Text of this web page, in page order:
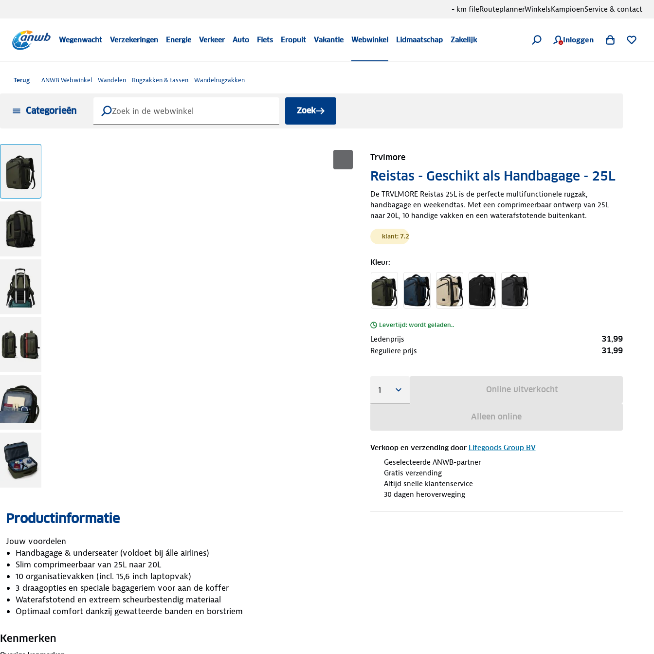
Wegenwacht Verzekeringen Energie Verkeer Auto Fiets Eropuit Vakantie Webwinkel Lidmaatschap Zakelijk Inloggen
- km fileRouteplannerWinkelsKampioenService & contact
Terug ANWB Webwinkel Wandelen Rugzakken & tassen Wandelrugzakken
Categorieën Zoek
Trvlmore
Reistas - Geschikt als Handbagage - 25L
De TRVLMORE Reistas 25L is de perfecte multifunctionele rugzak,
handbagage en weekendtas. Met een comprimeerbaar ontwerp van 25L
naar 20L, 10 handige vakken en een waterafstotende buitenkant.
klant: 7.2
Kleur:
Levertijd: wordt geladen..
Ledenprijs 31,99
Reguliere prijs 31,99
Online uitverkocht
Alleen online
Verkoop en verzending door Lifegoods Group BV
Geselecteerde ANWB-partner
Gratis verzending
Altijd snelle klantenservice
30 dagen heroverweging
Productinformatie
Jouw voordelen
Handbagage & underseater (voldoet bij álle airlines)
Slim comprimeerbaar van 25L naar 20L
10 organisatievakken (incl. 15,6 inch laptopvak)
3 draagopties en speciale bagageriem voor aan de koffer
Waterafstotend en extreem scheurbestendig materiaal
Optimaal comfort dankzij gewatteerde banden en borstriem
Ideale Handbagage & Underseater
Kenmerken